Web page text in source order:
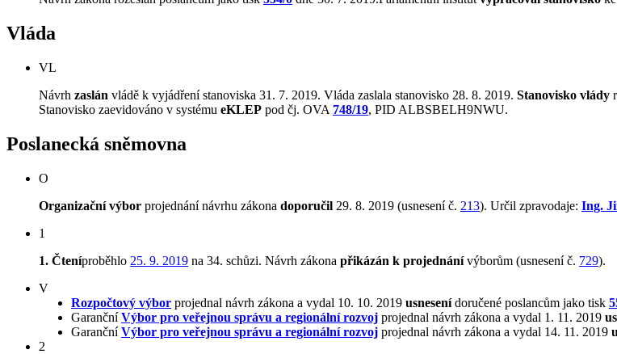
Vláda
VL
Návrh zaslán vládě k vyjádření stanoviska 31. 7. 2019. Vláda zaslala stanovisko 28. 8. 2019. Stanovisko vlády
Stanovisko zaevidováno v systému eKLEP pod čj. OVA 748/19, PID ALBSBELH9NWU.
Poslanecká sněmovna
O
Organizační výbor projednání návrhu zákona doporučil 29. 8. 2019 (usnesení č. 213). Určil zpravodaje: Ing.
1
1. Čteníproběhlo 25. 9. 2019 na 34. schůzi. Návrh zákona přikázán k projednánívýborům (usnesení č. 729).
V
Rozpočtový výbor projednal návrh zákona a vydal 10. 10. 2019 usnesenídoručené poslancům jako tisk
GarančníVýbor pro veřejnou správu a regionální rozvoj projednal návrh zákona a vydal 1. 11. 2019
GarančníVýbor pro veřejnou správu a regionální rozvoj projednal návrh zákona a vydal 14. 11. 2019
2